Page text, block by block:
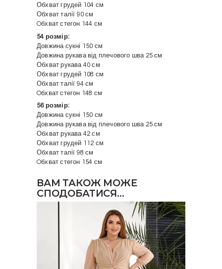
Обхват грудей 104 см
Обхват талії 90 см
Oбхват стегон 144 см
54 розмір:
Довжина сукні 150 см
Довжина рукава від плечового шва 25 см
Обхват рукава 40 см
Обхват грудей 108 см
Обхват талії 94 см
Oбхват стегон 148 см
56 розмір:
Довжина сукні 150 см
Довжина рукава від плечового шва 25 см
Обхват рукава 42 см
Обхват грудей 112 см
Обхват талії 98 см
Oбхват стегон 154 см
ВАМ ТАКОЖ МОЖЕ
СПОДОБАТИСЯ…